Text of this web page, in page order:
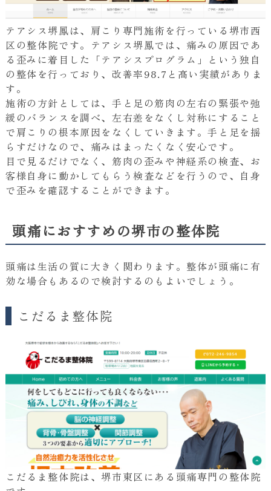
テアシス堺鳳は、肩こり専門施術を行っている堺市西
区の整体院です。テアシス堺鳳では、痛みの原因であ
る歪みに着目した「テアシスプログラム」という独自
の整体を行っており、改善率98.7と高い実績がありま
す。
施術の方針としては、手と足の筋肉の左右の緊張や弛
緩のバランスを調べ、左右差をなくし対称にすること
で肩こりの根本原因をなくしていきます。手と足を揺
らすだけなので、痛みはまったくなく安心です。
目で見るだけでなく、筋肉の歪みや神経系の検査、お
客様自身に動かしてもらう検査などを行うので、自身
で歪みを確認することができます。
頭痛におすすめの堺市の整体院
頭痛は生活の質に大きく関わります。整体が頭痛に有
効な場合もあるので検討するのもよいでしょう。
こだるま整体院
こだるま整体院は、堺市東区にある頭痛専門の整体院